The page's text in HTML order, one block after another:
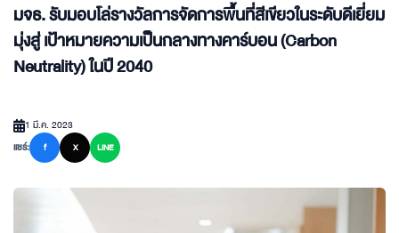
มจธ. รับมอบโล่รางวัลการจัดการพื้นที่สีเขียวในระดับดีเยี่ยม
มุ่งสู่ เป้าหมายความเป็นกลางทางคาร์บอน (Carbon
Neutrality) ในปี 2040
1 มี.ค. 2023
แชร์:
f X LINE